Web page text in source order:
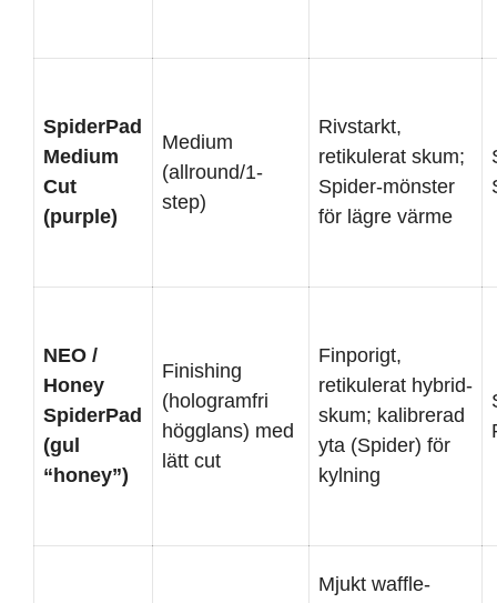
SpiderPad
Medium
Cut
(purple)
Medium
(allround/1-
step)
Rivstarkt,
retikulerat skum;
Spider-mönster
för lägre värme
NEO /
Honey
SpiderPad
(gul
“honey”)
Finishing
(hologramfri
högglans) med
lätt cut
Finporigt,
retikulerat hybrid-
skum; kalibrerad
yta (Spider) för
kylning
Mjukt waffle-